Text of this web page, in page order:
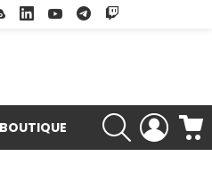
Soundcloud
LinkedinYoutubeGoogle Play
RECHERCHE
LOGIN